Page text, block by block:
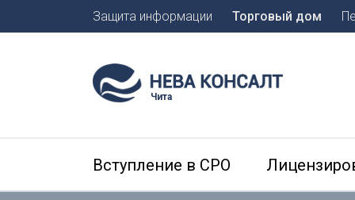
Защита информации Торговый дом
Чита
Вступление в СРО